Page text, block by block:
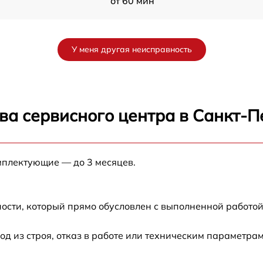
от 60 мин
от 60 мин
У меня другая неисправность
сервисного центра в Санкт-
— до 3 месяцев.
который прямо обусловлен с выполненной
строя, отказ в работе или техническим